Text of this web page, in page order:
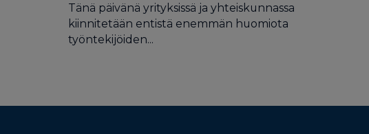
Tänä päivänä yrityksissä ja yhteiskunnassa
kiinnitetään entistä enemmän huomiota
työntekijöiden...